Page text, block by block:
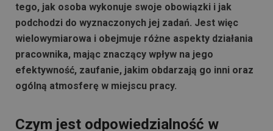
tego, jak osoba wykonuje swoje obowiązki i jak
podchodzi do wyznaczonych jej zadań. Jest więc
wielowymiarowa i obejmuje różne aspekty działania
pracownika, mając znaczący wpływ na jego
efektywność, zaufanie, jakim obdarzają go inni oraz
ogólną atmosferę w miejscu pracy.
Czym jest odpowiedzialność w